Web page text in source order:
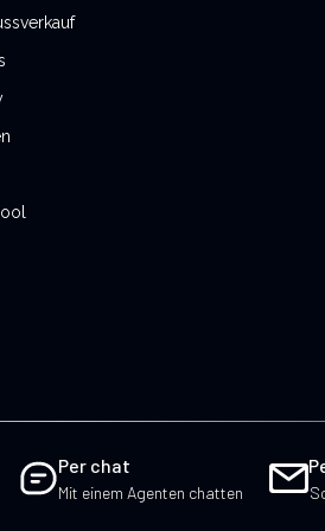
Per chat
Mit einem Agenten chatten